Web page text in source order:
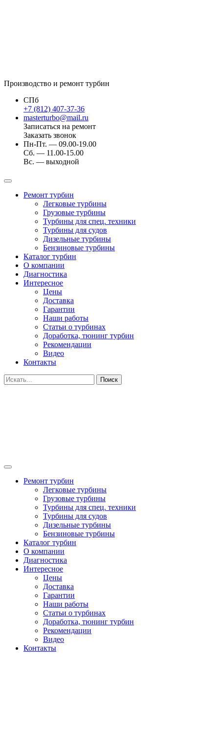
Производство и ремонт турбин
СПб
+7 (812) 407-37-36
masterturbo@mail.ru
Записаться на ремонт
Заказать звонок
Пн-Пт. — 09.00-19.00
Сб. — 11.00-15.00
Вс. — выходной
Ремонт турбин
Легковые турбины
Грузовые турбины
Турбины для спец. техники
Турбины для судов
Дизельные турбины
Бензиновые турбины
Каталог турбин
О компании
Диагностика
Интересное
Цены
Доставка
Гарантии
Наши работы
Статьи о турбинах
Доработка, тюнинг турбин
Рекомендации
Видео
Контакты
Поиск
Ремонт турбин
Легковые турбины
Грузовые турбины
Турбины для спец. техники
Турбины для судов
Дизельные турбины
Бензиновые турбины
Каталог турбин
О компании
Диагностика
Интересное
Цены
Доставка
Гарантии
Наши работы
Статьи о турбинах
Доработка, тюнинг турбин
Рекомендации
Видео
Контакты